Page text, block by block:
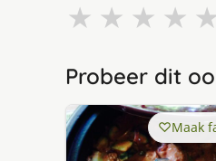
★ ★ ★ ★
Probeer dit
Maak